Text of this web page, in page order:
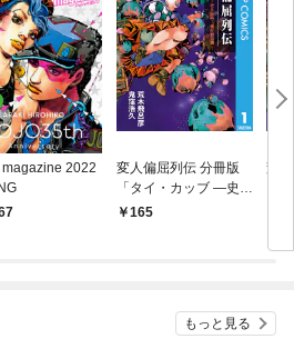
magazine 2022
変人偏屈列伝 分冊版
「タイ・カッブ ―史上
最高！ 強打製造機―」
165
変
もっと見る